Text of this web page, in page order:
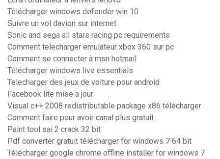
Télécharger windows defender win 10
Suivre un vol davion sur internet
Sonic and sega all stars racing pc requirements
Comment telecharger emulateur xbox 360 sur pc
Comment se connecter à msn hotmail
Télécharger windows live essentials
Telecharger des jeux de voiture pour android
Facebook lite mise a jour
Visual c++ 2008 redistributable package x86 télécharger
Comment faire pour avoir canal plus gratuit
Paint tool sai 2 crack 32 bit
Pdf converter gratuit télécharger for windows 7 64 bit
Télécharger google chrome offline installer for windows 7